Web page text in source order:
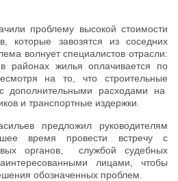
проблему высокой стоимости
которые завозятся из соседних
волнует специалистов отрасли:
в районах жилья оплачивается по
на то, что строительные
дополнительными расходами на
и транспортные издержки.
предложил руководителям
время провести встречу с
органов, службой судебных
лицами, чтобы
обозначенных проблем.